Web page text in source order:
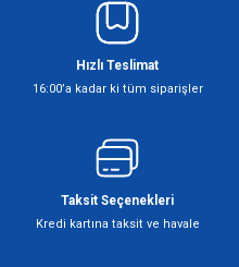
Hızlı Teslimat
16:00’a kadar ki tüm siparişler
Taksit Seçenekleri
Kredi kartına taksit ve havale